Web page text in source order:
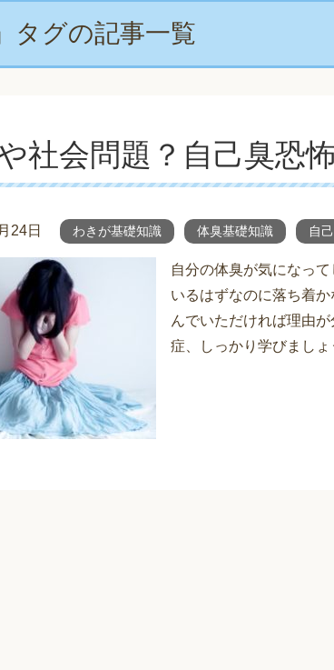
タグの記事一覧
社会問題？自己臭恐
24日 わきが基礎知識 体臭基礎知識 自
自分の体臭が気になっ
いるはずなのに落ち着
んでいただければ理由
症、しっかり学びましょ